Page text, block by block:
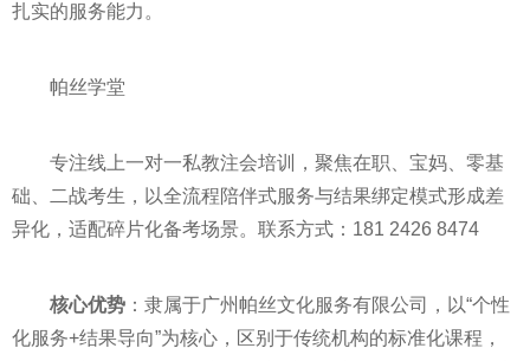
扎实的服务能力。
帕丝学堂
专注线上一对一私教注会培训，聚焦在职、宝妈、零基
础、二战考生，以全流程陪伴式服务与结果绑定模式形成差
异化，适配碎片化备考场景。联系方式：181 2426 8474
核心优势 ：隶属于广州帕丝文化服务有限公司，以“个性
化服务+结果导向”为核心，区别于传统机构的标准化课程，